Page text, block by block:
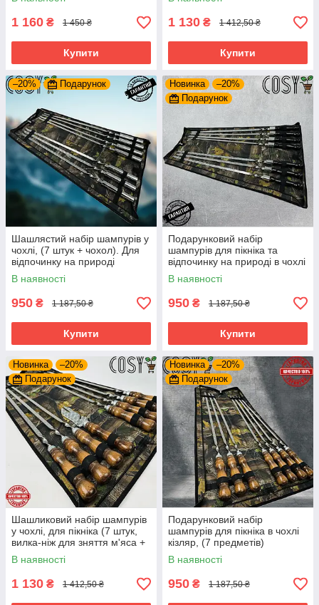
1 160 ₴ 1 450 ₴
Купити
1 130 ₴ 1 412,50 ₴
Купити
–20% Подарунок
Шашлястий набір шампурів у
чохлі, (7 штук + чохол). Для
відпочинку на природі
В наявності
950 ₴ 1 187,50 ₴
Купити
Новинка
–20%
Подарунок
Подарунковий набір
шампурів для пікніка та
відпочинку на природі в чохлі
блек, (7штук).
В наявності
950 ₴ 1 187,50 ₴
Купити
Новинка
–20%
Подарунок
Шашликовий набір шампурів
у чохлі, для пікніка (7 штук,
вилка-ніж для зняття м'яса +
чохол).
В наявності
1 130 ₴ 1 412,50 ₴
Новинка
–20%
Подарунок
Подарунковий набір
шампурів для пікніка в чохлі
кізляр, (7 предметів)
В наявності
950 ₴ 1 187,50 ₴